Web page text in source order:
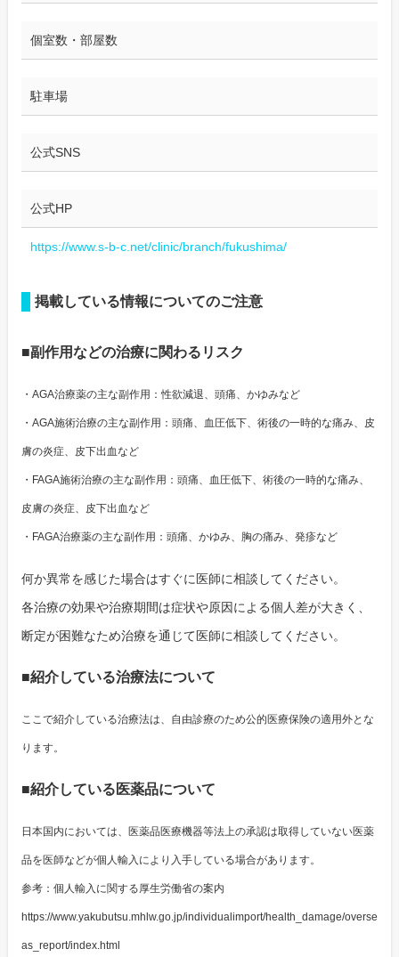
個室数・部屋数
駐車場
公式SNS
公式HP
https://www.s-b-c.net/clinic/branch/fukushima/
掲載している情報についてのご注意
■副作用などの治療に関わるリスク
・AGA治療薬の主な副作用：性欲減退、頭痛、かゆみなど
・AGA施術治療の主な副作用：頭痛、血圧低下、術後の一時的な痛み、皮
膚の炎症、皮下出血など
・FAGA施術治療の主な副作用：頭痛、血圧低下、術後の一時的な痛み、
皮膚の炎症、皮下出血など
・FAGA治療薬の主な副作用：頭痛、かゆみ、胸の痛み、発疹など
何か異常を感じた場合はすぐに医師に相談してください。
各治療の効果や治療期間は症状や原因による個人差が大きく、
断定が困難なため治療を通じて医師に相談してください。
■紹介している治療法について
ここで紹介している治療法は、自由診療のため公的医療保険の適用外とな
ります。
■紹介している医薬品について
日本国内においては、医薬品医療機器等法上の承認は取得していない医薬
品を医師などが個人輸入により入手している場合があります。
参考：個人輸入に関する厚生労働省の案内
https://www.yakubutsu.mhlw.go.jp/individualimport/health_damage/overse
as_report/index.html